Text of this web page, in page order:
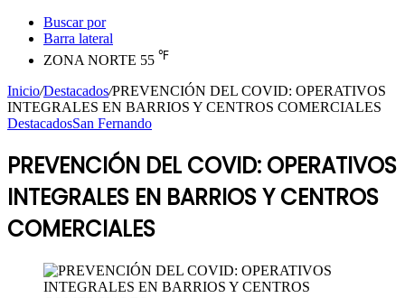
Buscar por
Barra lateral
ZONA NORTE 55 ℉
Inicio/Destacados/PREVENCIÓN DEL COVID: OPERATIVOS
INTEGRALES EN BARRIOS Y CENTROS COMERCIALES
DestacadosSan Fernando
PREVENCIÓN DEL COVID: OPERATIVOS
INTEGRALES EN BARRIOS Y CENTROS
COMERCIALES